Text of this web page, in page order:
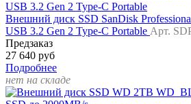
Внешний диск SSD SanDisk
USB 3.2 Gen 2 Type-C Portable Арт.
Предзаказ
27 640 руб
Подробнее
нет на складе